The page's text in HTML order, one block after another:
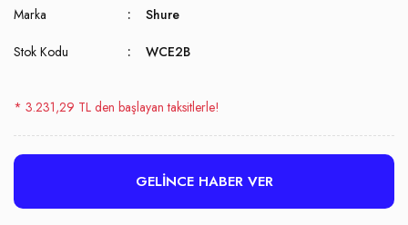
Marka Shure
Stok Kodu WCE2B
* 3.231,29 TL den başlayan taksitlerle!
GELİNCE HABER VER